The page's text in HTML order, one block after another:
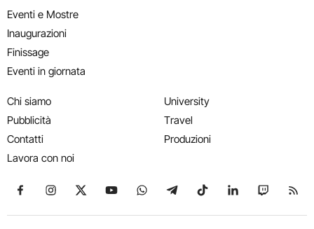
Eventi e Mostre
Inaugurazioni
Finissage
Eventi in giornata
Chi siamo
Pubblicità
Contatti
Lavora con noi
University
Travel
Produzioni
Seguici su Facebook
Seguici su Instagram
Seguici su X
Seguici su YouTube
Seguici su WhatsApp
Seguici su Telegram
Seguici su TikTok
Seguici su
Seguici